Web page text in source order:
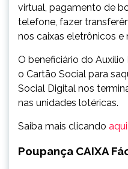
virtual, pagamento de
telefone, fazer
nos caixas eletrônicos e
O beneficiário do
o Cartão Social para
Social Digital nos
nas unidades lotéricas.
Saiba mais clicando aqui.
Poupança CAIXA